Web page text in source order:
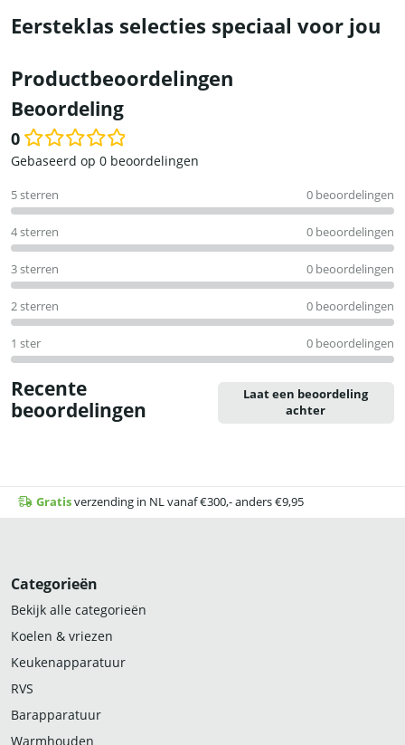
Eersteklas selecties speciaal voor jou
Productbeoordelingen
Beoordeling
0
Waardering
uit
5
Gebaseerd op 0 beoordelingen
5 sterren 0 beoordelingen
4 sterren 0 beoordelingen
3 sterren 0 beoordelingen
2 sterren 0 beoordelingen
1 ster 0 beoordelingen
Recente
beoordelingen
Laat een beoordeling
achter
Gratisverzending in NL vanaf €300,- anders €9,95
Categorieën
Bekijk alle categorieën
Koelen & vriezen
Keukenapparatuur
RVS
Barapparatuur
Warmhouden